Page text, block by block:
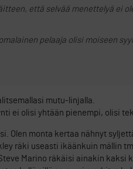
että selvää menettelyä ei
pelaaja olisi moiseen
mutu-linjalla.
ei olisi yhtään pienempi, olisi
Olen monta kertaa nähnyt
räki useasti ikäänkuin mällin
Steve Marino räkäisi ainakin